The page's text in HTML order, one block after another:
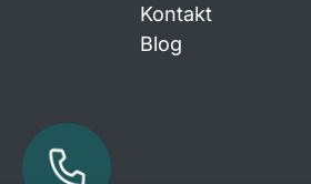
Kontakt
Blog